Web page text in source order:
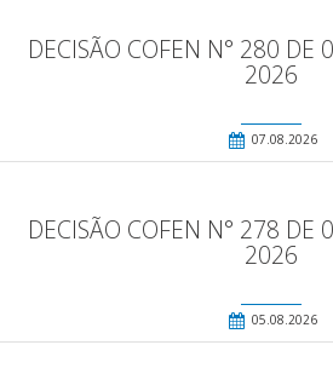
DECISÃO COFEN N° 280 DE
2026
07.08.2026
DECISÃO COFEN N° 278 DE
2026
05.08.2026